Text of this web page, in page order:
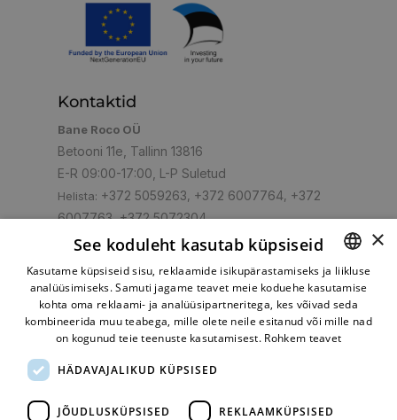
Kontaktid
Bane Roco OÜ
Betooni 11e, Tallinn 13816
E-R 09:00-17:00, L-P Suletud
Helista: +372 5059263, +372 6007764, +372
6007763,+372 5072304
E-post:shop@turbo.ee
Mugav makseviis
ESTONIAN
RUSSIAN
×
See koduleht kasutab küpsiseid
Kasutame küpsiseid sisu, reklaamide isikupärastamiseks ja liikluse
analüüsimiseks. Samuti jagame teavet meie koduehe kasutamise
kohta oma reklaami- ja analüüsipartneritega, kes võivad seda
kombineerida muu teabega, mille olete neile esitanud või mille nad
on kogunud teie teenuste kasutamisest. Rohkem teavet
HÄDAVAJALIKUD KÜPSISED
JÕUDLUSKÜPSISED REKLAAMKÜPSISED